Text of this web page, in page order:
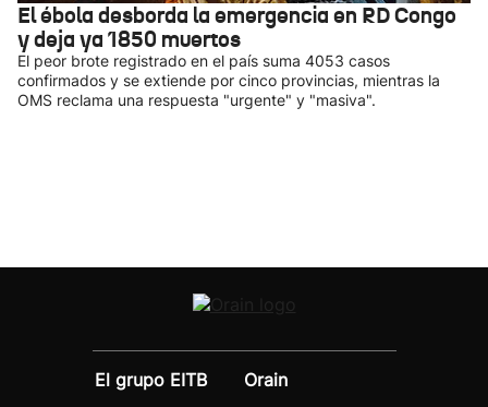
El ébola desborda la emergencia en RD Congo
y deja ya 1850 muertos
El peor brote registrado en el país suma 4053 casos
confirmados y se extiende por cinco provincias, mientras la
OMS reclama una respuesta "urgente" y "masiva".
El grupo EITB
Orain